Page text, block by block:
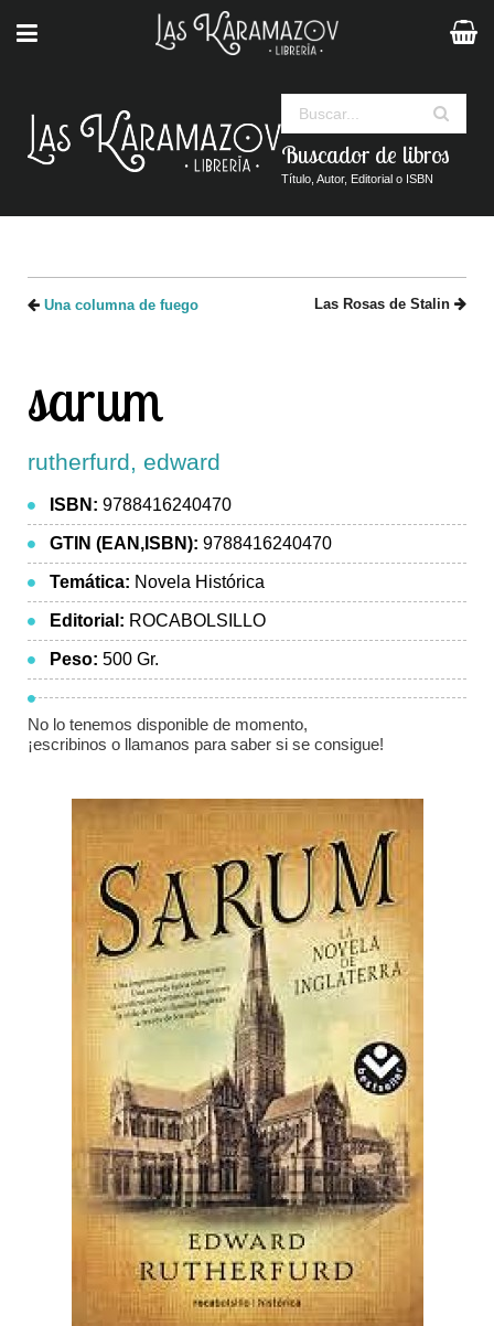
Buscador de libros
Título, Autor, Editorial o ISBN
Una columna de fuego Las Rosas de Stalin
sarum
rutherfurd, edward
ISBN: 9788416240470
GTIN (EAN,ISBN): 9788416240470
Temática: Novela Histórica
Editorial: ROCABOLSILLO
Peso: 500 Gr.
No lo tenemos disponible de momento,
¡escribinos o llamanos para saber si se consigue!